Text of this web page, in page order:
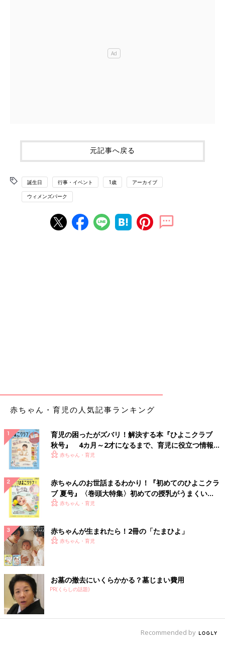
元記事へ戻る
誕生日 行事・イベント 1歳 アーカイブ
ウィメンズパーク
赤ちゃん・育児の人気記事ランキング
育児の困ったがズバリ！解決する本『ひよこクラブ
秋号』 4カ月～2才になるまで、育児に役立つ情報が
いっぱい！
赤ちゃん・育児
赤ちゃんのお世話まるわかり！『初めてのひよこクラ
ブ 夏号』〈巻頭大特集〉初めての授乳がうまくい
く！ おっぱい・ミルクの基本と夏のトラブル 解決テ
赤ちゃん・育児
赤ちゃんが生まれたら！2冊の「たまひよ」
赤ちゃん・育児
お墓の撤去にいくらかかる？墓じまい費用
PR(くらしの話題)
Recommended by